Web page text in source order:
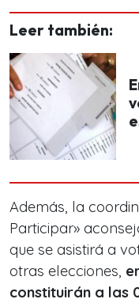
Leer también:
Además, la
Participar»
que se asistirá a
otras elecciones,
constituirán a las